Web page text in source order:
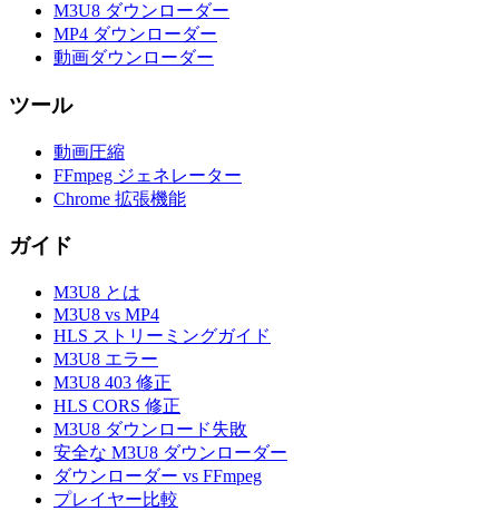
M3U8 ダウンローダー
MP4 ダウンローダー
動画ダウンローダー
ツール
動画圧縮
FFmpeg ジェネレーター
Chrome 拡張機能
ガイド
M3U8 とは
M3U8 vs MP4
HLS ストリーミングガイド
M3U8 エラー
M3U8 403 修正
HLS CORS 修正
M3U8 ダウンロード失敗
安全な M3U8 ダウンローダー
ダウンローダー vs FFmpeg
プレイヤー比較